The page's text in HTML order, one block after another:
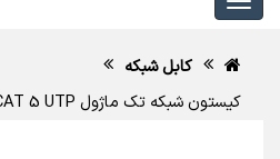
کابل شبکه
کیستون شبکه تک ماژول CAT 5 UTP لگراند فرانسه